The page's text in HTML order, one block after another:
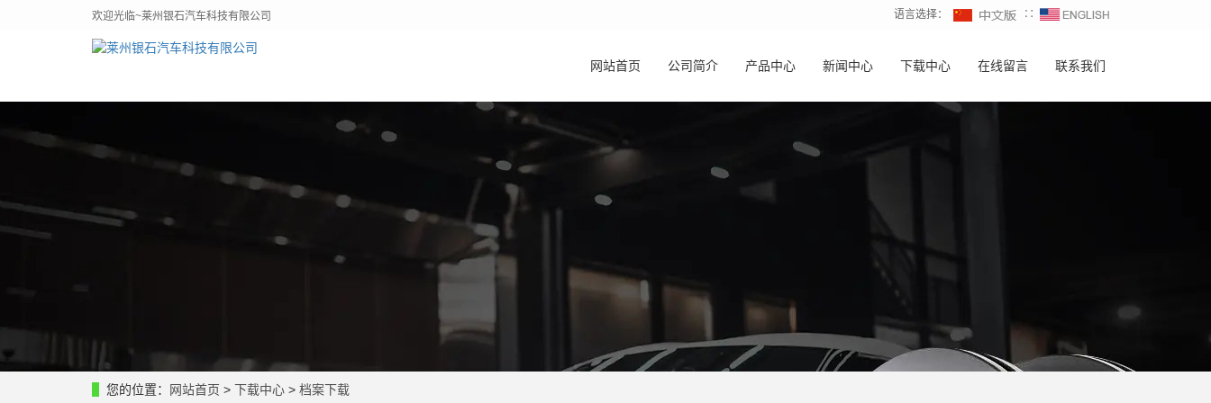
欢迎光临~莱州银石汽车科技有限公司 语言选择： ∷
网站首页 公司简介 产品中心 新闻中心 下载中心 在线留言 联系我们
您的位置： 网站首页 > 下载中心 > 档案下载